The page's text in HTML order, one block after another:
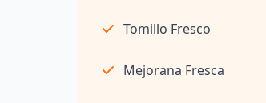
Tomillo Fresco
Mejorana Fresca